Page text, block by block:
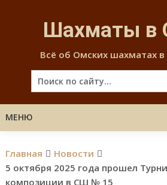
Шахматы в
Всё об Омских шахматах
МЕНЮ
Главная
Новости
5 октября 2025 года прошел
композиции в СШ № 15